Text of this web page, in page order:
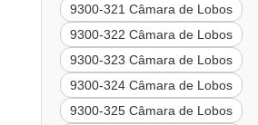
9300-321 Câmara de Lobos
9300-322 Câmara de Lobos
9300-323 Câmara de Lobos
9300-324 Câmara de Lobos
9300-325 Câmara de Lobos